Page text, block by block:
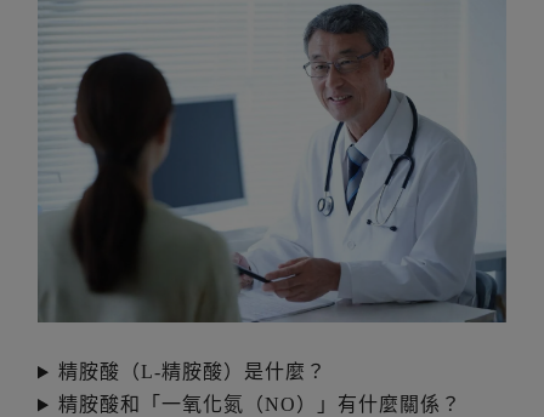
精胺酸（L-精胺酸）是什麼？
精胺酸和「一氧化氮（NO）」有什麼關係？